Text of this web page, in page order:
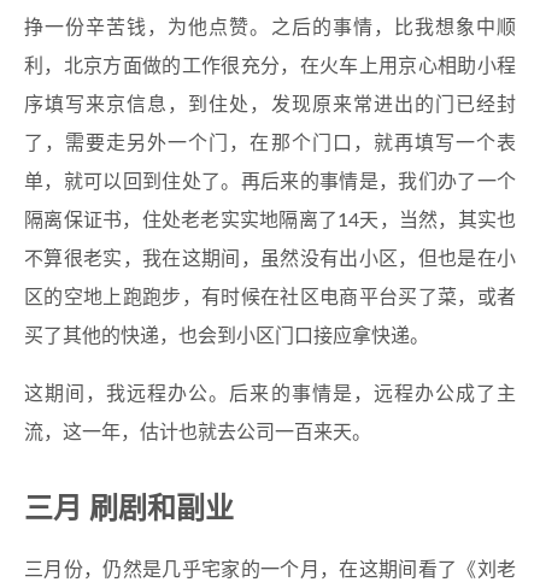
挣一份辛苦钱，为他点赞。之后的事情，比我想象中顺
利，北京方面做的工作很充分，在火车上用京心相助小程
序填写来京信息，到住处，发现原来常进出的门已经封
了，需要走另外一个门，在那个门口，就再填写一个表
单，就可以回到住处了。再后来的事情是，我们办了一个
隔离保证书，住处老老实实地隔离了14天，当然，其实也
不算很老实，我在这期间，虽然没有出小区，但也是在小
区的空地上跑跑步，有时候在社区电商平台买了菜，或者
买了其他的快递，也会到小区门口接应拿快递。
这期间，我远程办公。后来的事情是，远程办公成了主
流，这一年，估计也就去公司一百来天。
三月 刷剧和副业
三月份，仍然是几乎宅家的一个月，在这期间看了《刘老